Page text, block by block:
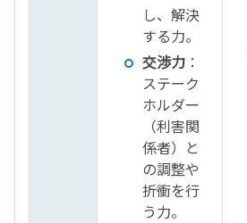
し、解決
する力。
交渉力 ：
ステーク
ホルダー
（利害関
係者）と
の調整や
折衝を行
う力。